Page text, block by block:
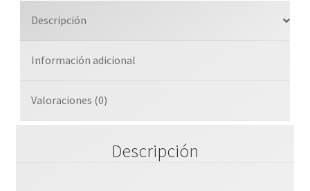
Descripción
Información adicional
Valoraciones (0)
Descripción